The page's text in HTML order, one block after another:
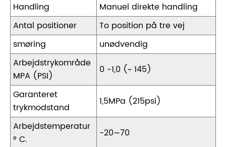
Handling
Manuel direkte handling
Antal positioner
To position på tre vej
smøring
unødvendig
Arbejdstrykområde
MPA (PSI)
0 -1,0 (~ 145)
Garanteret
trykmodstand
1,5MPa (215psi)
Arbejdstemperatur
° C.
-20∼70